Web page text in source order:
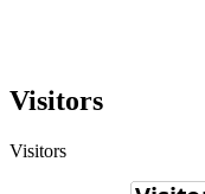
Visitors
Visitors